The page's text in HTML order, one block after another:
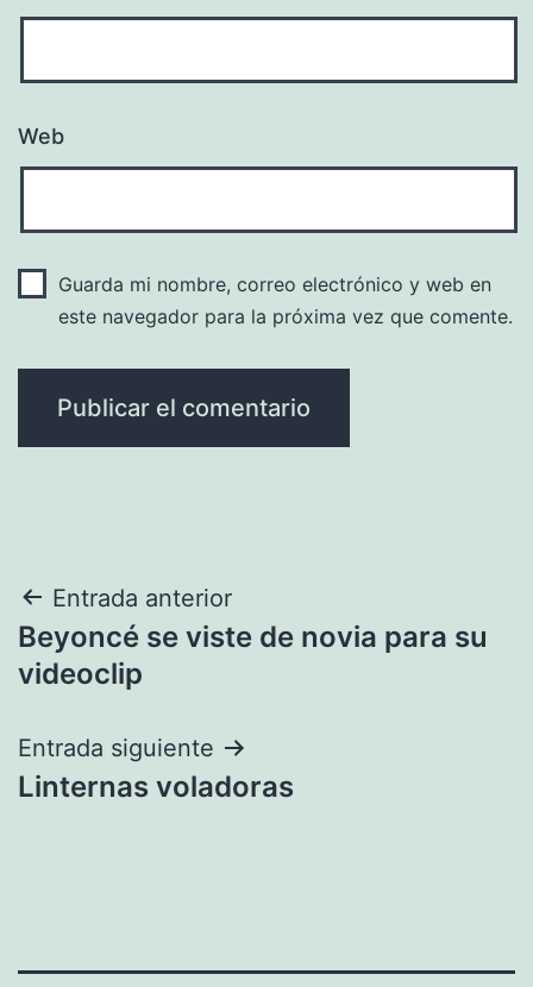
Web
Guarda mi nombre, correo electrónico y web en
este navegador para la próxima vez que comente.
Navegación
de
Entrada anterior
Beyoncé se viste de novia para su
videoclip
Entrada siguiente
Linternas voladoras